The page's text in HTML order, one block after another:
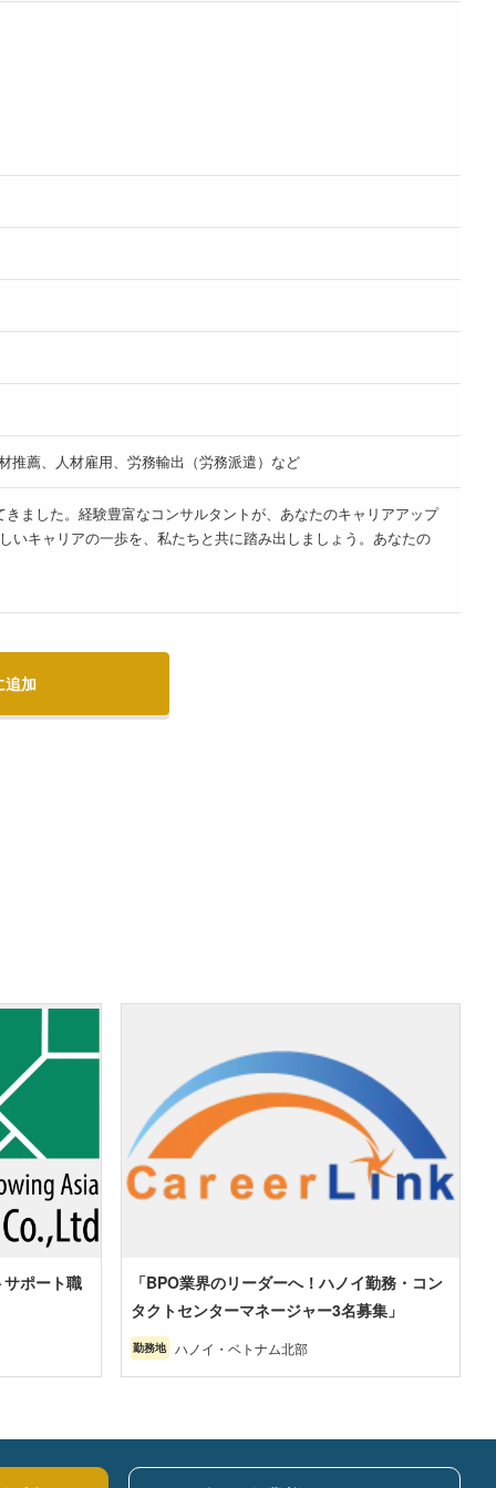
推薦、人材雇用、労務輸出（労務派遣）など
ました。経験豊富なコンサルタントが、あなたのキャリアアップ
キャリアの一歩を、私たちと共に踏み出しましょう。あなたの
追加
ポート職
「BPO業界のリーダーへ！ハノイ勤務・コン
タクトセンターマネージャー3名募集」
勤務地 ハノイ・ベトナム北部